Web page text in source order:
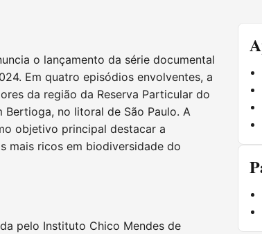
o lançamento da série documental
Em quatro episódios envolventes, a
da região da Reserva Particular do
Bertioga, no litoral de São Paulo. A
objetivo principal destacar a
mais ricos em biodiversidade do
pelo Instituto Chico Mendes de